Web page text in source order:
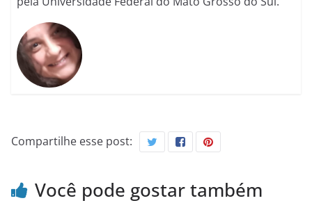
Compartilhe esse post:
Você pode gostar também